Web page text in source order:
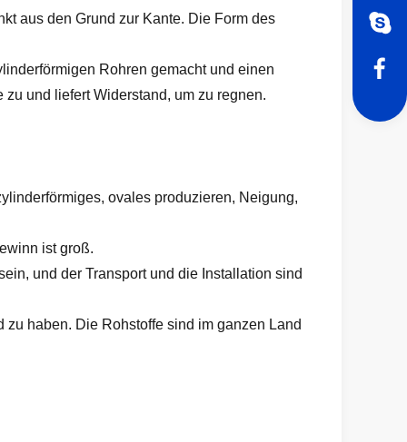
aus den Grund zur Kante. Die Form des
Rohren gemacht und einen
und liefert Widerstand, um zu regnen.
ovales produzieren, Neigung,
ist groß.
und der Transport und die Installation sind
haben. Die Rohstoffe sind im ganzen Land